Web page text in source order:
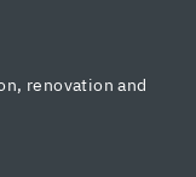
renovation and